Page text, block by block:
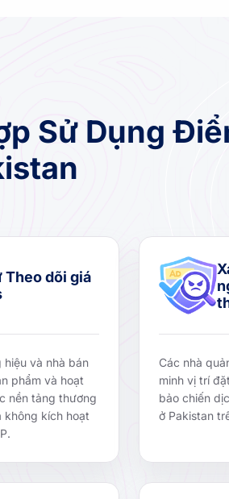
Sử Dụng
Theo dõi giá
và nhà bán
phẩm và hoạt
nền tảng thương
không kích hoạt
Các nhà
minh vị trí
bảo chiến
ở Pakistan